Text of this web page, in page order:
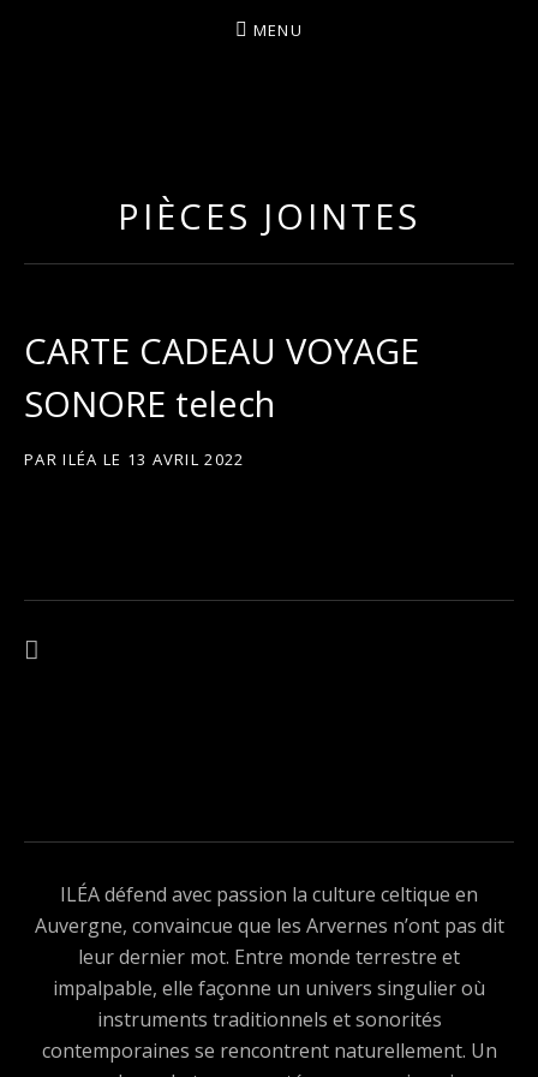
MENU
PIÈCES JOINTES
CARTE CADEAU VOYAGE
SONORE telech
PARILÉA LE 13 AVRIL 2022
Navigation de l’article
ILÉA défend avec passion la culture celtique en
Auvergne, convaincue que les Arvernes n’ont pas dit
leur dernier mot. Entre monde terrestre et
impalpable, elle façonne un univers singulier où
instruments traditionnels et sonorités
contemporaines se rencontrent naturellement. Un